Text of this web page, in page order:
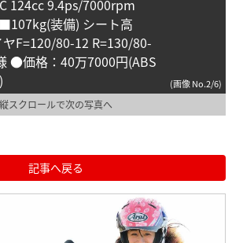
124cc 9.4ps/7000rpm
装備) シート高
F=120/80-12 R=130/80-
●価格：40万7000円(ABS
(画像 No.2/6)
縦スクロールで次の写真へ
記事へ戻る